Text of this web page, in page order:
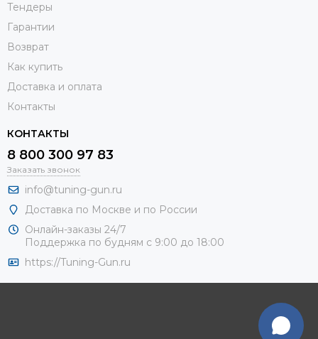
Тендеры
Гарантии
Возврат
Как купить
Доставка и оплата
Контакты
КОНТАКТЫ
8 800 300 97 83
Заказать звонок
info@tuning-gun.ru
Доставка по Москве и по России
Онлайн-заказы 24/7
Поддержка по будням с 9:00 до 18:00
https://Tuning-Gun.ru